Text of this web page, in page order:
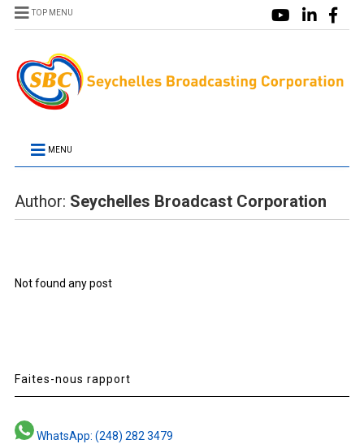
TOP MENU
MENU
Author: Seychelles Broadcast Corporation
Not found any post
Faites-nous rapport
WhatsApp: (248) 282 3479